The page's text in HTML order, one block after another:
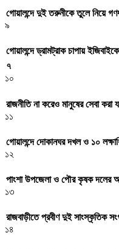
গোয়ালন্দে দুই তরুনীকে তুলে নিয়ে
৯
গোয়ালন্দে ড্রামট্রাক চাপায়
৭
১০
রাজনীতি না করেও মানুষের সেবা
১১
গোয়ালন্দে দোকানঘর দখল ও ১০
১২
পাংশা উপজেলা ও পৌর কৃষক দলের
১৩
রাজবাড়ীতে প্রবীণ দুই সাংস্কৃতিক
১৪